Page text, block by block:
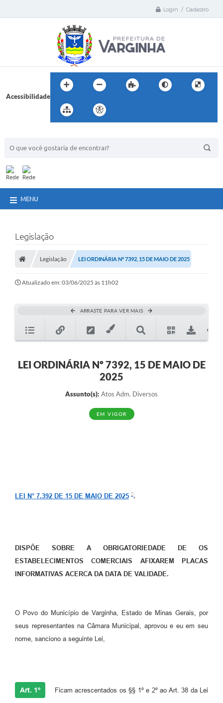
Login / Cadastro
Acessibilidade
MENU
Legislação
Legislação LEI ORDINÁRIA Nº 7392, 15 DE MAIO DE 2025
Atualizado em: 03/06/2025 às 11h02
ARRASTE PARA VER MAIS
LEI ORDINÁRIA Nº 7392, 15 DE MAIO DE
2025
Assunto(s): Atos Adm. Diversos
EM VIGOR
LEI N° 7.392 DE 15 DE MAIO DE 2025 .
DISPÕE SOBRE A OBRIGATORIEDADE DE OS
ESTABELECIMENTOS COMERCIAIS AFIXAREM PLACAS
INFORMATIVAS ACERCA DA DATA DE VALIDADE.
O Povo do Município de Varginha, Estado de Minas Gerais, por
seus representantes na Câmara Municipal, aprovou e eu em seu
nome, sanciono a seguinte Lei,
Art. 1º Ficam acrescentados os §§ 1º e 2º ao Art. 38 da Lei